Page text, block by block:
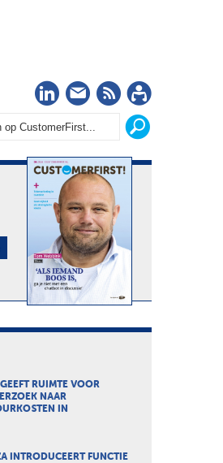
LinkedIn
Nieuwsbrief
RSS
RUIMTE VOOR
NAAR
IN
INTRODUCEERT FUNCTIE